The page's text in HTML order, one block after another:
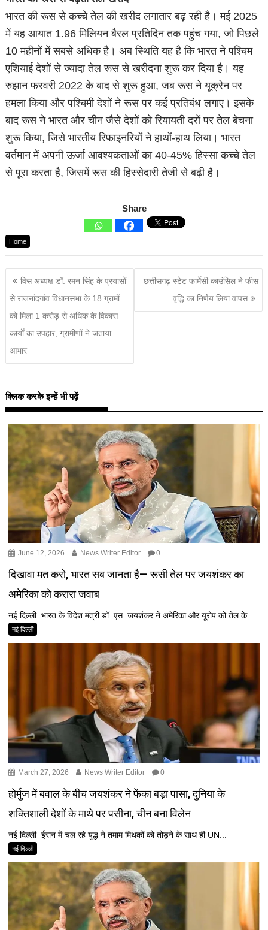
भारत की रूस से कच्चे तेल की खरीद लगातार बढ़ रही है। मई 2025
में यह आयात 1.96 मिलियन बैरल प्रतिदिन तक पहुंच गया, जो पिछले
10 महीनों में सबसे अधिक है। अब स्थिति यह है कि भारत ने पश्चिम
एशियाई देशों से ज्यादा तेल रूस से खरीदना शुरू कर दिया है। यह
रुझान फरवरी 2022 के बाद से शुरू हुआ, जब रूस ने यूक्रेन पर
हमला किया और पश्चिमी देशों ने रूस पर कई प्रतिबंध लगाए। इसके
बाद रूस ने भारत और चीन जैसे देशों को रियायती दरों पर तेल बेचना
शुरू किया, जिसे भारतीय रिफाइनरियों ने हाथों-हाथ लिया। भारत
वर्तमान में अपनी ऊर्जा आवश्यकताओं का 40-45% हिस्सा कच्चे तेल
से पूरा करता है, जिसमें रूस की हिस्सेदारी तेजी से बढ़ी है।
Share
Home
विस अध्यक्ष डॉ. रमन सिंह के प्रयासों
से राजनांदगांव विधानसभा के 18 ग्रामों
को मिला 1 करोड़ से अधिक के विकास
कार्यों का उपहार, ग्रामीणों ने जताया
आभार
छत्तीसगढ़ स्टेट फार्मेसी काउंस‍िल ने फीस
वृद्धि का निर्णय लिया वापस
क्लिक करके इन्हें भी पढ़ें
June 12, 2026 News Writer Editor 0
दिखावा मत करो, भारत सब जानता है— रूसी तेल पर जयशंकर का
अमेरिका को करारा जवाब
नई दिल्ली भारत के विदेश मंत्री डॉ. एस. जयशंकर ने अमेरिका और यूरोप को तेल के...
नई दिल्ली
March 27, 2026 News Writer Editor 0
होर्मुज में बवाल के बीच जयशंकर ने फेंका बड़ा पासा, दुनिया के
शक्तिशाली देशों के माथे पर पसीना, चीन बना विलेन
नई दिल्ली ईरान में चल रहे युद्ध ने तमाम मिथकों को तोड़ने के साथ ही UN...
नई दिल्ली